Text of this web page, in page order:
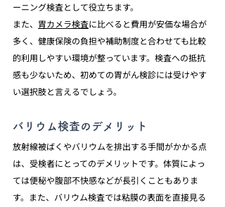
ーニング検査として役立ちます。
また、 胃カメラ検査に比べると費用が安価な場合が
多く、健康保険の負担や補助制度と合わせても比較
的利用しやすい環境が整っています。検査への抵抗
感も少ないため、初めての胃がん検診には受けやす
い選択肢と言えるでしょう。
バリウム検査のデメリット
放射線被ばくやバリウムを排出する手間がかかる点
は、受検者にとってのデメリットです。体質によっ
ては便秘や腹部不快感などが長引くこともありま
す。また、バリウム検査では粘膜の表面を直接見る